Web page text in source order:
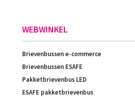
WEBWINKEL
Brievenbussen e-commerce
Brievenbussen ESAFE
Pakketbrievenbus LED
ESAFE pakketbrievenbus